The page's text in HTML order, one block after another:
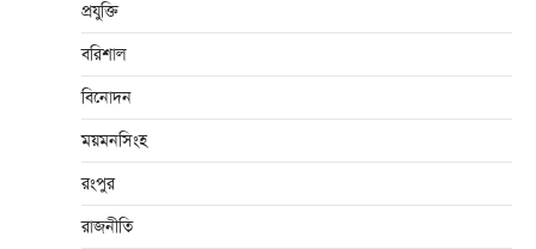
প্রযুক্তি
বরিশাল
বিনোদন
ময়মনসিংহ
রংপুর
রাজনীতি